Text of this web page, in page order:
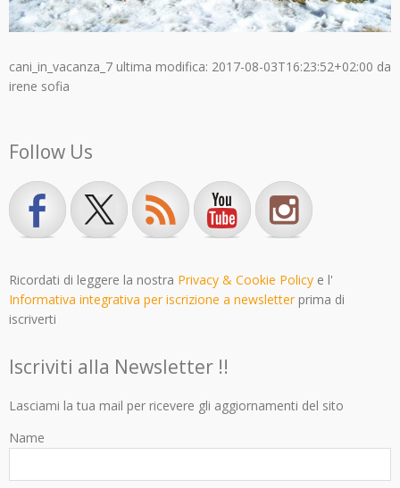
cani_in_vacanza_7 ultima modifica: 2017-08-03T16:23:52+02:00 da
irene sofia
Follow Us
Ricordati di leggere la nostra Privacy & Cookie Policy e l'
Informativa integrativa per iscrizione a newsletterprima di
iscriverti
Iscriviti alla Newsletter !!
Lasciami la tua mail per ricevere gli aggiornamenti del sito
Name